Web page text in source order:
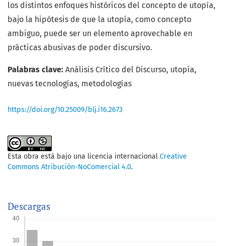
los distintos enfoques históricos del concepto de utopía,
bajo la hipótesis de que la utopía, como concepto
ambiguo, puede ser un elemento aprovechable en
prácticas abusivas de poder discursivo.
Palabras clave: Análisis Crítico del Discurso, utopía,
nuevas tecnologías, metodologías
https://doi.org/10.25009/blj.i16.2673
Esta obra está bajo una licencia internacional Creative
Commons Atribución-NoComercial 4.0.
Descargas